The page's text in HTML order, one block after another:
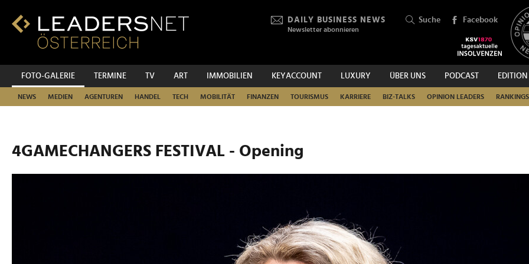
Inhalt
Fußzeilen-
Hauptnavigation
DAILY BUSINESS NEWS
Newsletter abonnieren
Suche Facebook
FOTO-GALERIE TERMINE TV ART IMMOBILIEN KEYACCOUNT LUXURY ÜBER UNS PODCAST EDITION
NEWS MEDIEN AGENTUREN HANDEL TECH MOBILITÄT FINANZEN TOURISMUS KARRIERE BIZ-TALKS OPINION LEADERS RANKINGS
SUCHEN
4GAMECHANGERS FESTIVAL - Opening